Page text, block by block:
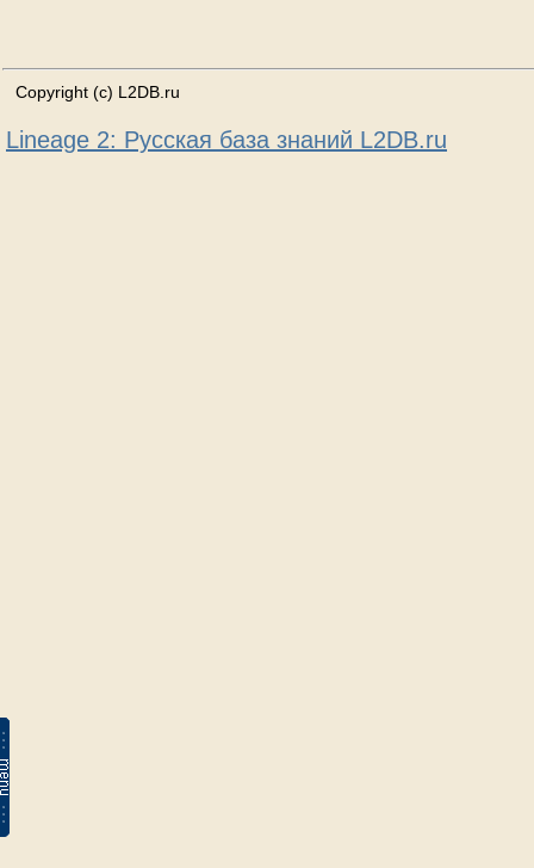
Copyright (c) L2DB.ru
Lineage 2: Русская база знаний L2DB.ru